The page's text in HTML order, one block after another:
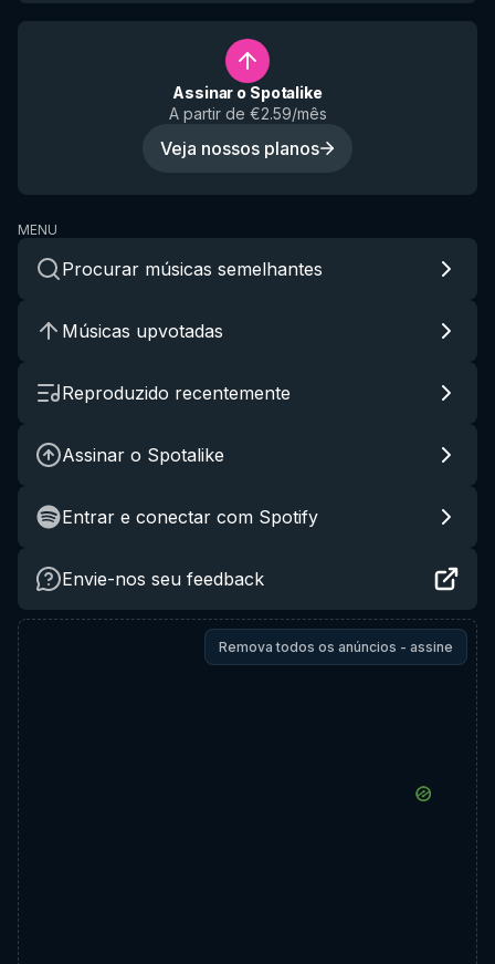
Assinar o Spotalike
A partir de €2.59/mês
Veja nossos planos
MENU
Procurar músicas semelhantes
Músicas upvotadas
Reproduzido recentemente
Assinar o Spotalike
Entrar e conectar com Spotify
Envie-nos seu feedback
Remova todos os anúncios - assine